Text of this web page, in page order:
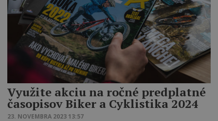
Využite akciu na ročné predplatné
časopisov Biker a Cyklistika 2024
23. NOVEMBRA 2023 13:57